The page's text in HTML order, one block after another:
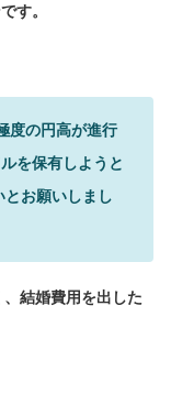
す。
度の円高が進行
を保有しようと
お願いしまし
結婚費用を出した